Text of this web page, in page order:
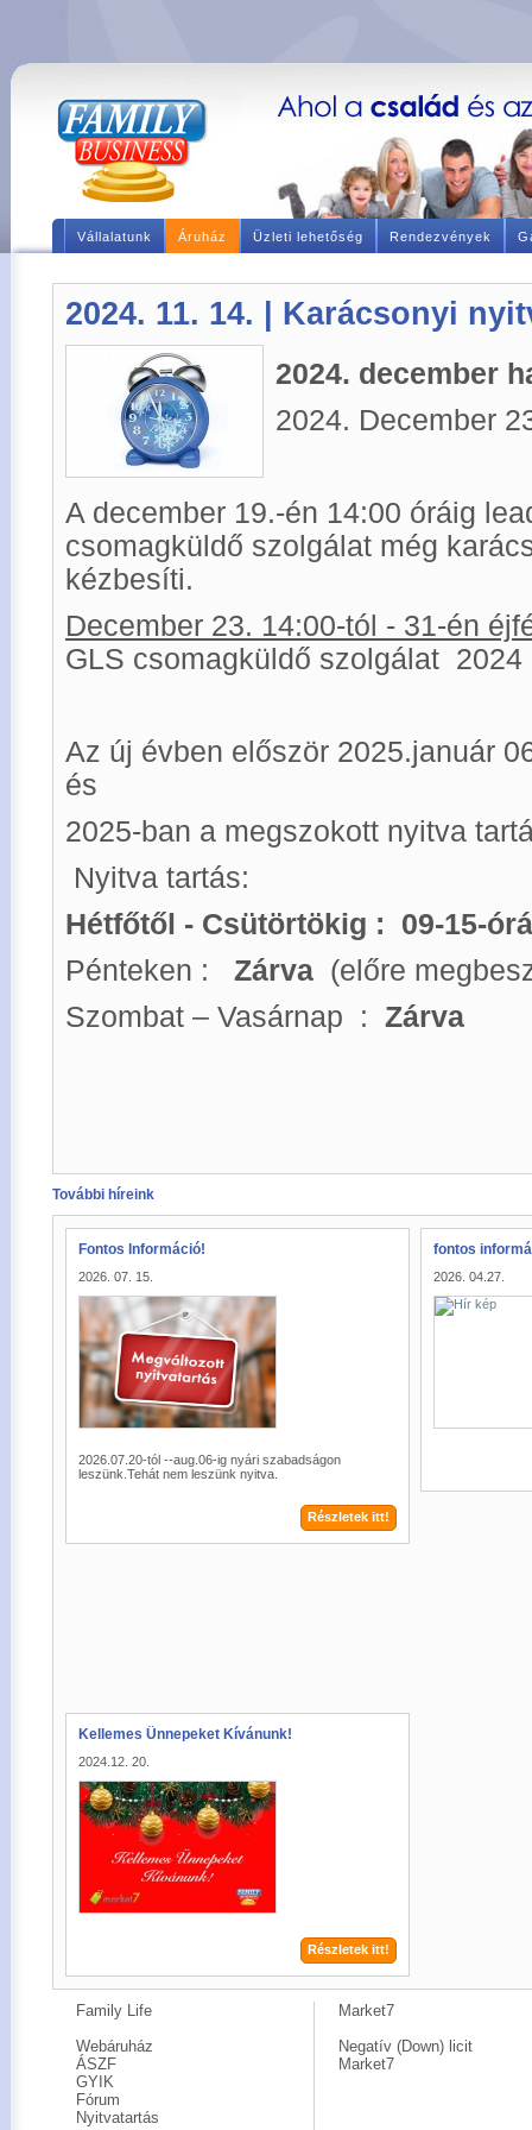
Vállalatunk Áruház Üzleti lehetőség Rendezvények
2024. 11. 14. | Karácsonyi
2024. december
2024. December
A december 19.-én 14:00 óráig
csomagküldő szolgálat még
kézbesíti.
December 23. 14:00-tól - 31-én
GLS csomagküldő szolgálat
Az új évben először 2025.január
és
2025-ban a megszokott nyitva
Nyitva tartás:
Hétfőtől - Csütörtökig : 09-15-
Pénteken : Zárva (előre
Szombat – Vasárnap : Zárva
További híreink
Fontos Információ!
2026. 07. 15.
2026.07.20-tól --aug.06-ig nyári szabadságon
leszünk.Tehát nem leszünk nyitva.
Részletek itt!
fontos
2026. 04.27.
Kellemes Ünnepeket Kívánunk!
2024.12. 20.
Részletek itt!
Family Life
Webáruház
ÁSZF
GYIK
Fórum
Nyitvatartás
Market7
Negatív (Down) licit
Market7